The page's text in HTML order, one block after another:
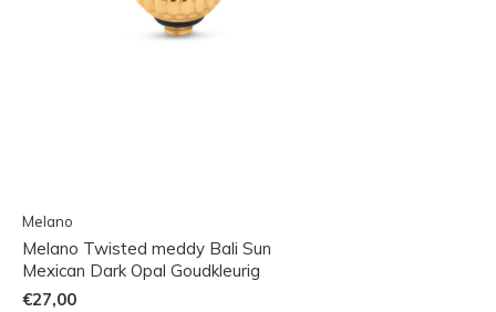
Melano
Melano Twisted meddy Bali Sun
Mexican Dark Opal Goudkleurig
€27,00